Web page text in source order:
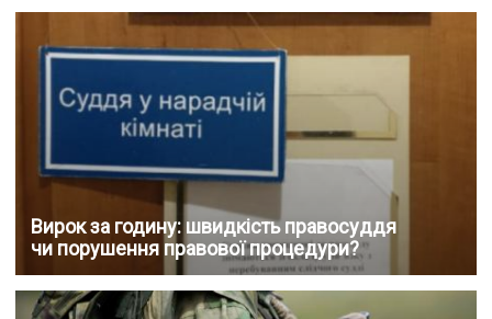
Вирок за годину: швидкість правосуддя
чи порушення правової процедури?